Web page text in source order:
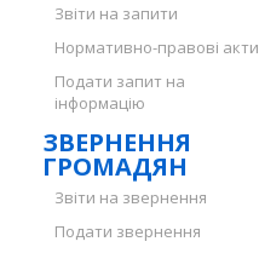
Звіти на запити
Нормативно-правові акти
Подати запит на
інформацію
ЗВЕРНЕННЯ
ГРОМАДЯН
Звіти на звернення
Подати звернення